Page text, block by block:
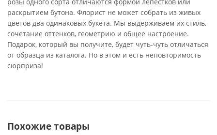
раскрытием бутона. Флорист не может собрать из живых
цветов два одинаковых букета. Мы выдерживаем их стиль,
сочетание оттенков, геометрию и общее настроение.
Подарок, который вы получите, будет чуть-чуть отличаться
от образца из каталога. Но в этом и есть неповторимость
сюрприза!
Похожие товары